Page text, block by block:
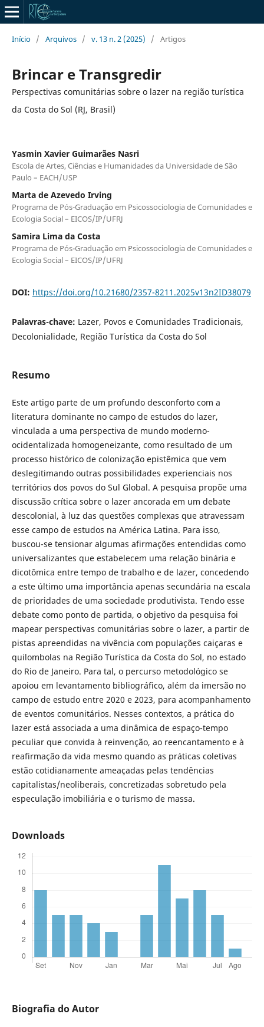
Início / Arquivos / v. 13 n. 2 (2025) / Artigos
Brincar e Transgredir
Perspectivas comunitárias sobre o lazer na região turística
da Costa do Sol (RJ, Brasil)
Yasmin Xavier Guimarães Nasri
Escola de Artes, Ciências e Humanidades da Universidade de São
Paulo – EACH/USP
Marta de Azevedo Irving
Programa de Pós-Graduação em Psicossociologia de Comunidades e
Ecologia Social – EICOS/IP/UFRJ
Samira Lima da Costa
Programa de Pós-Graduação em Psicossociologia de Comunidades e
Ecologia Social – EICOS/IP/UFRJ
DOI: https://doi.org/10.21680/2357-8211.2025v13n2ID38079
Palavras-chave: Lazer, Povos e Comunidades Tradicionais,
Decolonialidade, Região Turística da Costa do Sol
Resumo
Este artigo parte de um profundo desconforto com a
literatura dominante no campo de estudos do lazer,
vinculada a uma perspectiva de mundo moderno-
ocidentalizada homogeneizante, como resultado de um
processo histórico de colonização epistêmica que vem
deslegitimando outras possibilidades experienciais nos
territórios dos povos do Sul Global. A pesquisa propõe uma
discussão crítica sobre o lazer ancorada em um debate
descolonial, à luz das questões complexas que atravessam
esse campo de estudos na América Latina. Para isso,
buscou-se tensionar algumas afirmações entendidas como
universalizantes que estabelecem uma relação binária e
dicotômica entre tempo de trabalho e de lazer, concedendo
a este último uma importância apenas secundária na escala
de prioridades de uma sociedade produtivista. Tendo esse
debate como ponto de partida, o objetivo da pesquisa foi
mapear perspectivas comunitárias sobre o lazer, a partir de
pistas apreendidas na vivência com populações caiçaras e
quilombolas na Região Turística da Costa do Sol, no estado
do Rio de Janeiro. Para tal, o percurso metodológico se
apoiou em levantamento bibliográfico, além da imersão no
campo de estudo entre 2020 e 2023, para acompanhamento
de eventos comunitários. Nesses contextos, a prática do
lazer está associada a uma dinâmica de espaço-tempo
peculiar que convida à reinvenção, ao reencantamento e à
reafirmação da vida mesmo quando as práticas coletivas
estão cotidianamente ameaçadas pelas tendências
capitalistas/neoliberais, concretizadas sobretudo pela
especulação imobiliária e o turismo de massa.
Downloads
Biografia do Autor